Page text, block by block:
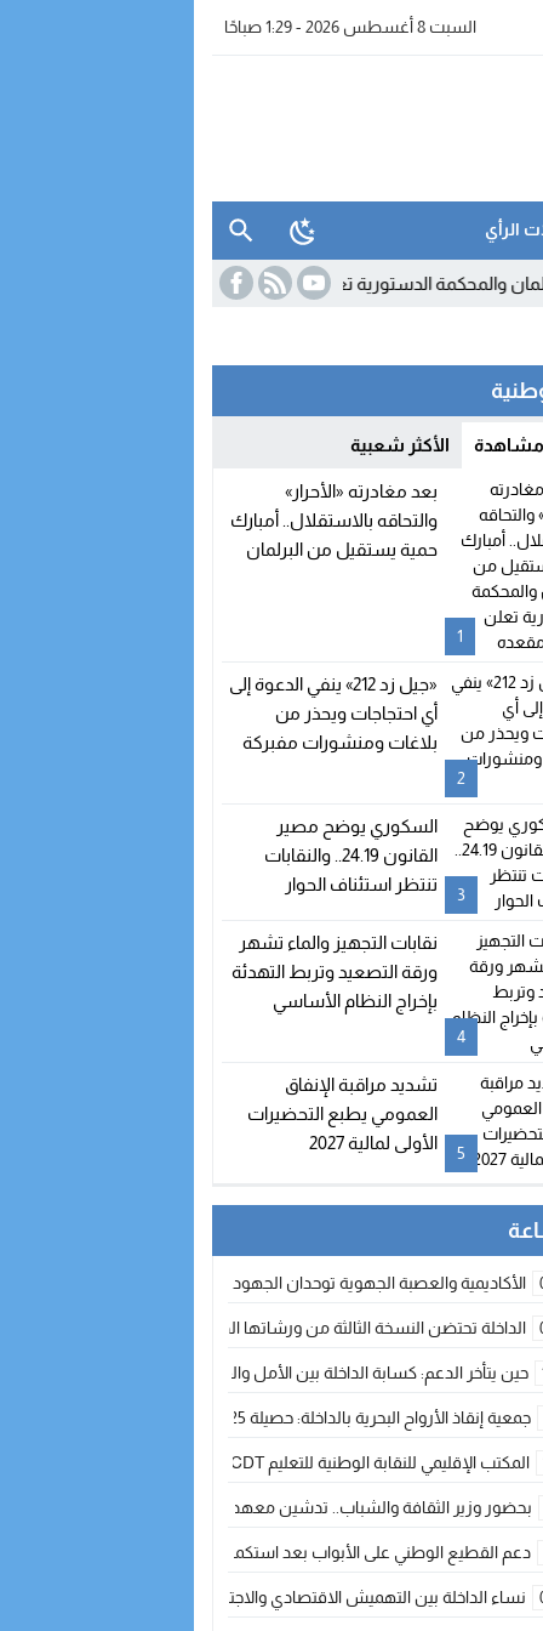
السبت 8 أغسطس 2026 - 1:29 صباحًا
الرأي
الدستورية تعلن شغور مقعده 11:54
مشاهدة الأكثر شعبية
1
بعد مغادرته «الأحرار»
والتحاقه بالاستقلال.. أمبارك
حمية يستقيل من البرلمان
2
«جيل زد 212» ينفي الدعوة إلى
أي احتجاجات ويحذر من
بلاغات ومنشورات مفبركة
3
السكوري يوضح مصير
القانون 24.19.. والنقابات
تنتظر استئناف الحوار
4
نقابات التجهيز والماء تشهر
ورقة التصعيد وتربط التهدئة
بإخراج النظام الأساسي
5
تشديد مراقبة الإنفاق
العمومي يطبع التحضيرات
الأولى لمالية 2027
الأكاديمية والعصبة الجهوية توحدان الجهود لتطوير الممارسة الكروية بجهة
الداخلة تحتضن النسخة الثالثة من ورشاتها الدولية: تكوين متخصص في التراث
حين يتأخر الدعم: كسابة الداخلة بين الأمل والقلق ؟
جمعية إنقاذ الأرواح البحرية بالداخلة: حصيلة 2025 بين مهام الإنقاذ ومشروع “دار البحار”
المكتب الإقليمي للنقابة الوطنية للتعليم CDT يجتمع مع المدير الإقليمي لمناقشة ملفات جوهرية لنساء ورجال التعليم
بحضور وزير الثقافة والشباب.. تدشين معهد الموسيقى والفنون الكوريغرافية بالداخلة
دعم القطيع الوطني على الأبواب بعد استكمال الترقيم… الفلاحة المغربية
نساء الداخلة بين التهميش الاقتصادي والاجتماعي… في المؤسسات الإنتاجية